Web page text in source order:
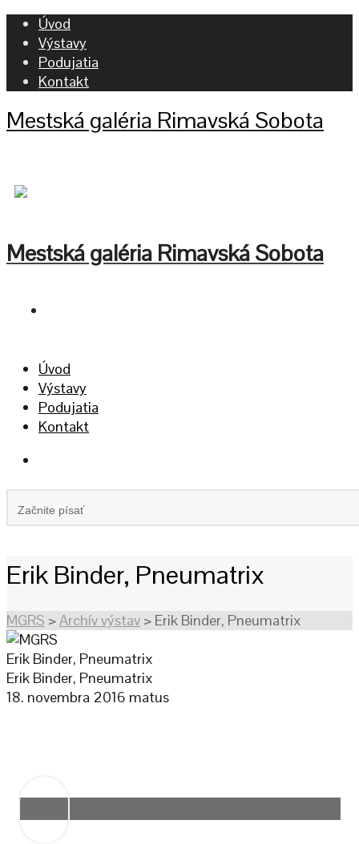
Úvod
Výstavy
Podujatia
Kontakt
Mestská galéria Rimavská Sobota
Mestská galéria Rimavská Sobota
Úvod
Výstavy
Podujatia
Kontakt
Erik Binder, Pneumatrix
MGRS >Archív výstav > Erik Binder, Pneumatrix
Erik Binder, Pneumatrix
Erik Binder, Pneumatrix
18. novembra 2016 matus